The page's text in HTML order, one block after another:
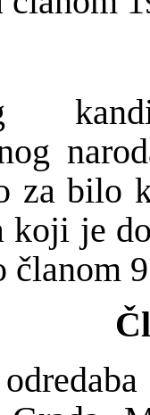
za bilo
koji je
članom